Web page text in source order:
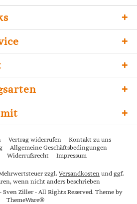
Vertrag widerrufen
Kontakt zu uns
Allgemeine Geschäftsbedingungen
Widerrufsrecht Impressum
zzgl. Versandkosten und ggf.
wenn nicht anders beschrieben
Ziller - All Rights Reserved. Theme by
ThemeWare®